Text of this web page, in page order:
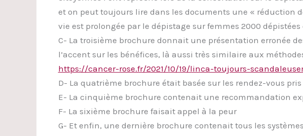
et on peut toujours lire dans les documents une « réduction
vie est prolongée par le dépistage sur femmes 2000
C- La troisième brochure donnait une présentation erronée
l’accent sur les bénéfices, là aussi très similaire aux
https://cancer-rose.fr/2021/10/19/linca-toujours-
D- La quatrième brochure était basée sur les rendez-vous
E- La cinquième brochure contenait une recommandation
F- La sixième brochure faisait appel à la peur
G- Et enfin, une dernière brochure contenait tous les